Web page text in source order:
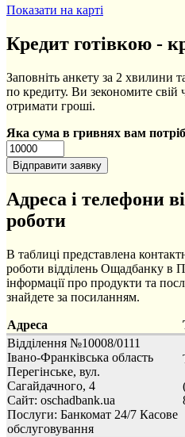
Показати на карті
Кредит готівкою -
Заповніть анкету за 2 хвилини
по кредиту. Ви зекономите свій
отримати гроші.
Яка сума в гривнях вам
Адреса і телефони
роботи
В таблиці представлена
роботи відділень Ощадбанку в
інформації про продукти та
знайдете за посиланням.
Адреса
Відділення №10008/0111
Івано-Франківська область
Перегінське, вул.
Сагайдачного, 4
Сайт: oschadbank.ua
Послуги: Банкомат 24/7 Касове
обслуговування